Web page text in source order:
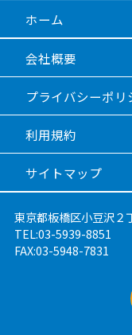
ホーム
会社概要
プライバシーポリ
利用規約
サイトマップ
東京都板橋区小豆沢２
TEL:03-5939-8851
FAX:03-5948-7831